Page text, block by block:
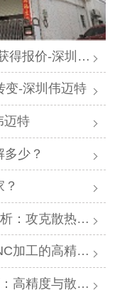
价-深圳伟迈特
变-深圳伟迈特
迈特
少？
度难题的厂家推荐
工艺与耐腐蚀方案
效能的平衡方案